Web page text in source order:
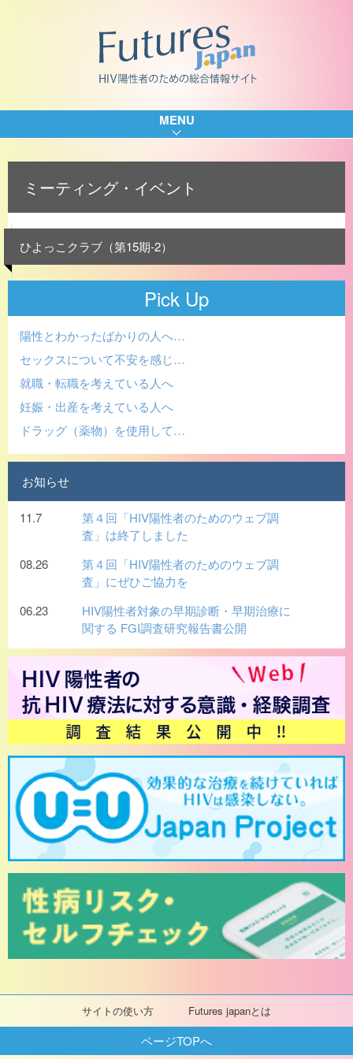
サイトの使い方 Futures japanとは
MENU
ミーティング・イベント
ひよっこクラブ（第15期-2）
Pick Up
陽性とわかったばかりの人へ…
セックスについて不安を感じ…
就職・転職を考えている人へ
妊娠・出産を考えている人へ
ドラッグ（薬物）を使用して…
お知らせ
11.7
第４回「HIV陽性者のためのウェブ調
査」は終了しました
08.26
第４回「HIV陽性者のためのウェブ調
査」にぜひご協力を
06.23
HIV陽性者対象の早期診断・早期治療に
関する FGI調査研究報告書公開
ページTOPへ